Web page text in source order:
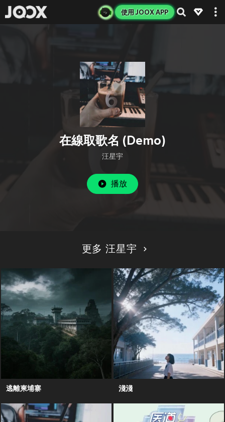
使用 JOOX APP
在線取歌名 (Demo)
汪星宇
播放
更多 汪星宇
逃離柬埔寨 淺淺